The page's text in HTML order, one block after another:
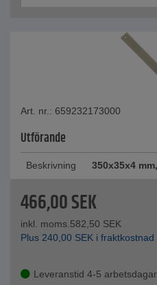
Art. nr.: 659232173000
Utförande
Beskrivning 350x35x4
466,00SEK
inkl. moms.582,50 SEK
Plus 240,00 SEK i fraktkostnad
Leveranstid 4-5 arbetsdagar